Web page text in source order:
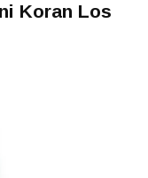
Koran Los